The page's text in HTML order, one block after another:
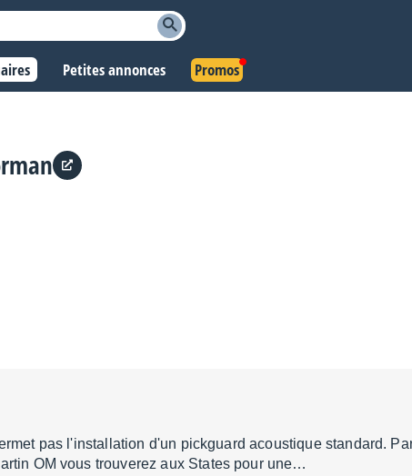
Petites annonces Promos
pas l'installation d'un pickguard acoustique standard.
OM vous trouverez aux States pour une…